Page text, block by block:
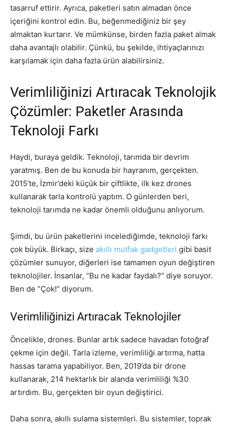
tasarruf ettirir. Ayrıca, paketleri satın almadan önce
içeriğini kontrol edin. Bu, beğenmediğiniz bir şey
almaktan kurtarır. Ve mümkünse, birden fazla paket almak
daha avantajlı olabilir. Çünkü, bu şekilde, ihtiyaçlarınızı
karşılamak için daha fazla ürün alabilirsiniz.
Verimliliğinizi Artıracak Teknolojik
Çözümler: Paketler Arasında
Teknoloji Farkı
Haydi, buraya geldik. Teknoloji, tarımda bir devrim
yaratmış. Ben de bu konuda bir hayranım, gerçekten.
2015’te, İzmir’deki küçük bir çiftlikte, ilk kez drones
kullanarak tarla kontrolü yaptım. O günlerden beri,
teknoloji tarımda ne kadar önemli olduğunu anlıyorum.
Şimdi, bu ürün paketlerini incelediğimde, teknoloji farkı
çok büyük. Birkaçı, size akıllı mutfak gadgetleri gibi basit
çözümler sunuyor, diğerleri ise tamamen oyun değiştiren
teknolojiler. İnsanlar, “Bu ne kadar faydalı?” diye soruyor.
Ben de “Çok!” diyorum.
Verimliliğinizi Artıracak Teknolojiler
Öncelikle, drones. Bunlar artık sadece havadan fotoğraf
çekme için değil. Tarla izleme, verimliliği artırma, hatta
hassas tarama yapabiliyor. Ben, 2019’da bir drone
kullanarak, 214 hektarlık bir alanda verimliliği %30
artırdım. Bu, gerçekten bir oyun değiştirici.
Daha sonra, akıllı sulama sistemleri. Bu sistemler, toprak